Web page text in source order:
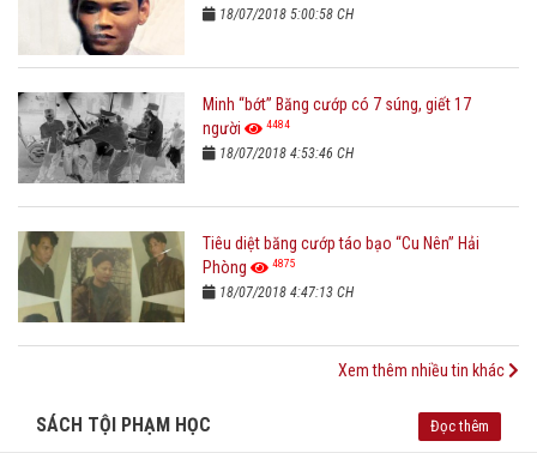
18/07/2018 5:00:58 CH
Minh “bớt” Băng cướp có 7 súng, giết 17
người
4484
18/07/2018 4:53:46 CH
Tiêu diệt băng cướp táo bạo “Cu Nên” Hải
Phòng
4875
18/07/2018 4:47:13 CH
Xem thêm nhiều tin khác
SÁCH TỘI PHẠM HỌC Đọc thêm